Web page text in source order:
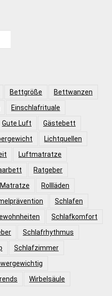
Bettgröße
Bettwanzen
Einschlafrituale
Gute Luft
Gästebett
Lichtquellen
Luftmatratze
Ratgeber
Rollläden
Schlafen
Schlafkomfort
Schlafrhythmus
Schlafzimmer
Wirbelsäule